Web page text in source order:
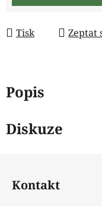
Tisk Zeptat
Popis
Diskuze
Kontakt